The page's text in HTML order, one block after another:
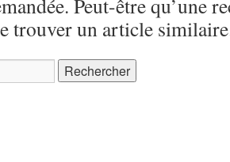
Peut-être qu’une
trouver un article